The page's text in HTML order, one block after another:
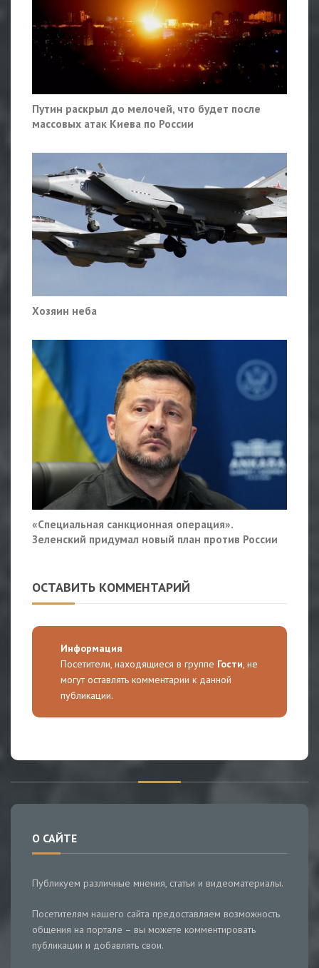
Путин раскрыл до мелочей, что будет после
массовых атак Киева по России
Хозяин неба
«Специальная санкционная операция».
Зеленский придумал новый план против России
ОСТАВИТЬ КОММЕНТАРИЙ
Информация
Посетители, находящиеся в группе Гости, не
могут оставлять комментарии к данной
публикации.
О САЙТЕ
Публикуем различные мнения, статьи и видеоматериалы.
Посетителям нашего сайта предоставляем возможность
общения на портале – вы можете комментировать
публикации и добавлять свои.